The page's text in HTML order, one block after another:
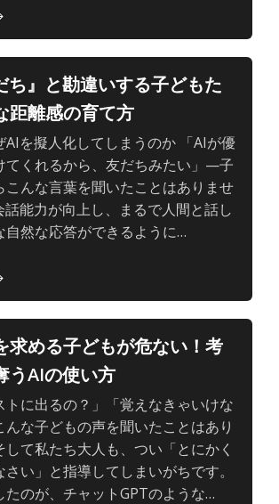
AI
の、
主
的
で
深
い
学
ち』と勘違いする子どもた
距離感の育て方
AIを擬人化してしまうのか 「AIが優
てくれるから、友だちみたい」—子
こんな言葉を聞いたことはありませ
話能力が向上し、まるで人間と話し
自然な応答ができるように…
AI
の、
主
的
で
深
い
学
求める子どもが危ない！考
うAIの使い方
トに出るの？」「覚えなきゃいけな
な子どもの声を聞いたことはあり
して私たち大人も、つい「とにかく
い」と指導してしまいがちです。
たのが、チャットGPTのような…